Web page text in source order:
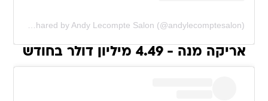
אריקה מנה - 4.49 מיליון דולר בחודש